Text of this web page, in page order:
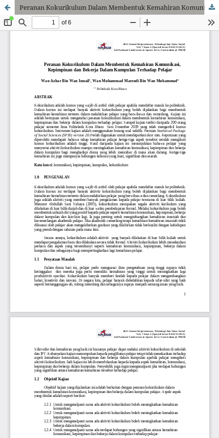
Peranan Kokurikulum Dalam Membentuk Kemahiran Komunikasi, Kepimpinan dan Bekerja Dalam Kumpulan Terhadap Pelajar